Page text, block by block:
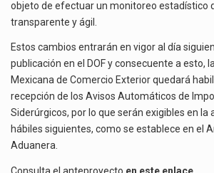
objeto de efectuar un monitoreo estadístico
transparente y ágil.
Estos cambios entrarán en vigor al día
publicación en el DOF y consecuente a esto,
Mexicana de Comercio Exterior quedará
recepción de los Avisos Automáticos de
Siderúrgicos, por lo que serán exigibles en la
hábiles siguientes, como se establece en el
Aduanera.